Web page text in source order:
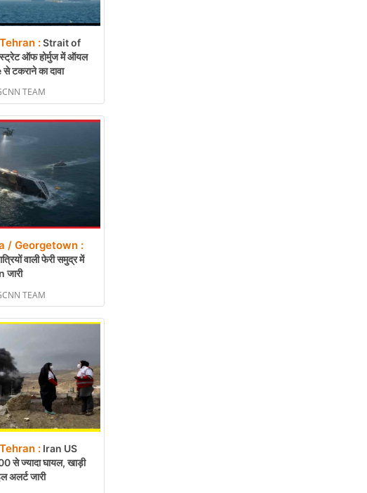
:Strait of
ऑफ होर्मुज में ऑयल
टकराने का दावा
TEAM
/ Georgetown :
वाली फेरी समुद्र में
TEAM
: Iran US
से ज्यादा घायल, खाड़ी
अलर्ट जारी